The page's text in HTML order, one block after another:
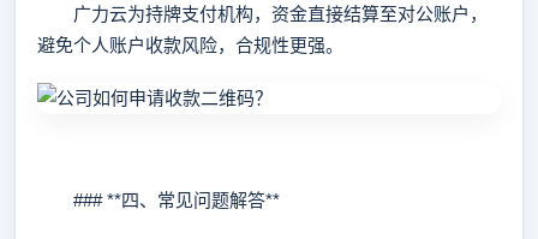
广力云为持牌支付机构，资金直接结算至对公账户，
避免个人账户收款风险，合规性更强。
### **四、常见问题解答**